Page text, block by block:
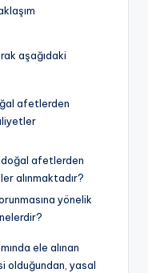
aşağıdaki
afetlerden
doğal afetlerden
alınmaktadır?
yönelik
ele alınan
olduğundan, yasal